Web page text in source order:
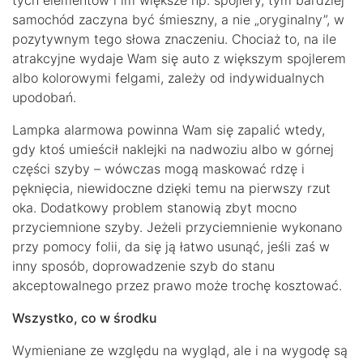
samochód zaczyna być śmieszny, a nie „oryginalny”, w
pozytywnym tego słowa znaczeniu. Chociaż to, na ile
atrakcyjne wydaje Wam się auto z większym spojlerem
albo kolorowymi felgami, zależy od indywidualnych
upodobań.
Lampka alarmowa powinna Wam się zapalić wtedy,
gdy ktoś umieścił naklejki na nadwoziu albo w górnej
części szyby – wówczas mogą maskować rdzę i
pęknięcia, niewidoczne dzięki temu na pierwszy rzut
oka. Dodatkowy problem stanowią zbyt mocno
przyciemnione szyby. Jeżeli przyciemnienie wykonano
przy pomocy folii, da się ją łatwo usunąć, jeśli zaś w
inny sposób, doprowadzenie szyb do stanu
akceptowalnego przez prawo może trochę kosztować.
Wszystko, co w środku
Wymieniane ze względu na wygląd, ale i na wygodę są